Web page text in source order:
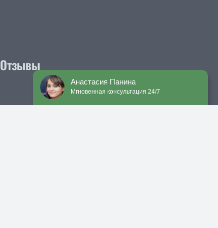
Отзывы
Анастасия Панина
Мгновенная консультация 24/7